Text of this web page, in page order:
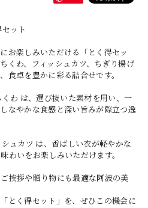
ット
お楽しみいただける「とく得セッ
くわ、フィッシュカツ、ちぎり揚げ
食卓を豊かに彩る詰合せです。
わ は、選び抜いた素材を用い、一
なやかな食感と深い旨みが際立つ逸
ュカツ は、香ばしい衣が軽やかな
わいをお楽しみいただけます。
挨拶や贈り物にも最適な阿波の美
とく得セット」を、ぜひこの機会に